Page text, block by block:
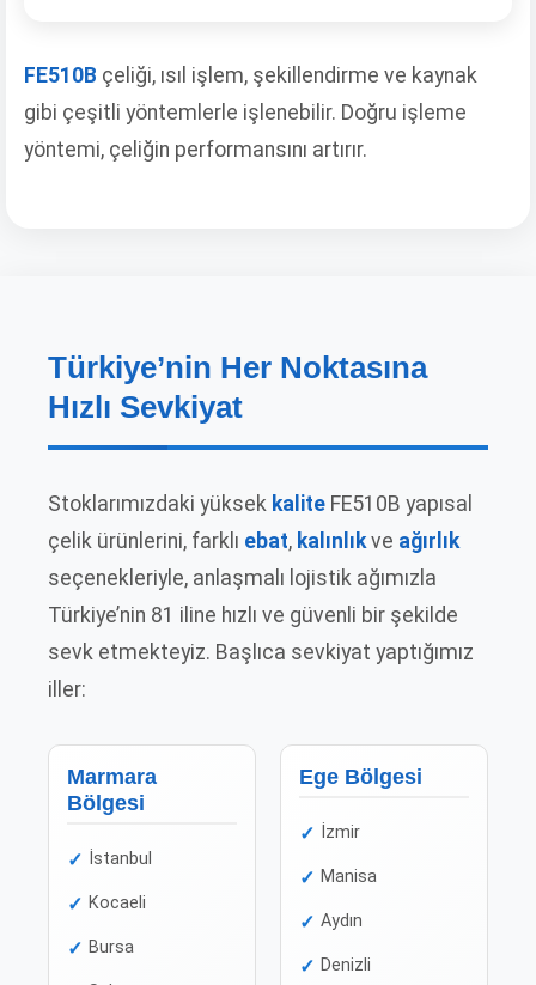
FE510B çeliği, ısıl işlem, şekillendirme ve kaynak
gibi çeşitli yöntemlerle işlenebilir. Doğru işleme
yöntemi, çeliğin performansını artırır.
Türkiye’nin Her Noktasına
Hızlı Sevkiyat
Stoklarımızdaki yüksek kalite FE510B yapısal
çelik ürünlerini, farklı ebat, kalınlıkve ağırlık
seçenekleriyle, anlaşmalı lojistik ağımızla
Türkiye’nin 81 iline hızlı ve güvenli bir şekilde
sevk etmekteyiz. Başlıca sevkiyat yaptığımız
iller:
Marmara
Bölgesi
İstanbul
Kocaeli
Bursa
Ege Bölgesi
İzmir
Manisa
Aydın
Denizli